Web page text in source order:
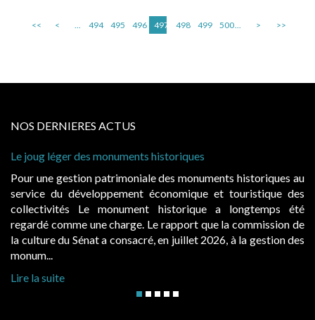
<< < ... 494 495 496 497 498 499 500... > >>
NOS DERNIERES ACTUS
des monuments historiques
patrimoniale des monuments historiques au
économique et touristique des
Le monument historique a longtemps été
une charge. Le rapport que la commission de
a consacré, en juillet 2026, à la gestion des
Evocatrices
également un
public, elles
d’occupation.